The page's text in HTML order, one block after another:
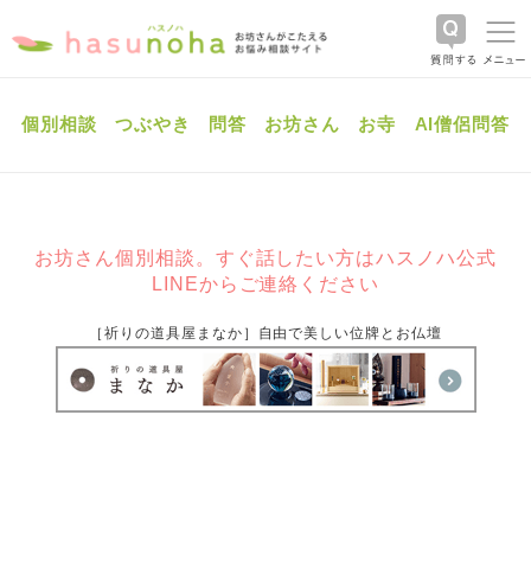
個別相談 つぶやき 問答 お坊さん お寺 AI僧侶問答
お坊さん個別相談。すぐ話したい方はハスノハ公式
LINEからご連絡ください
［祈りの道具屋まなか］自由で美しい位牌とお仏壇